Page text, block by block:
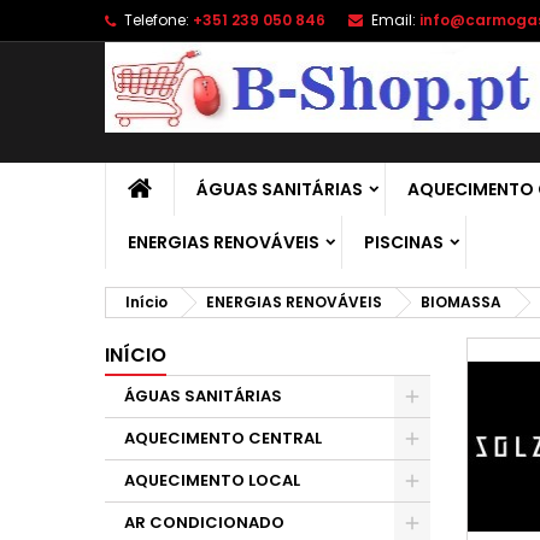
Telefone: +351 239 050 846 Email:
ÁGUAS SANITÁRIAS AQUECIMENTO
ENERGIAS RENOVÁVEIS PISCINAS
Início ENERGIAS RENOVÁVEIS BIOMASSA
INÍCIO
ÁGUAS SANITÁRIAS
AQUECIMENTO CENTRAL
AQUECIMENTO LOCAL
AR CONDICIONADO
add_circle_outline
É